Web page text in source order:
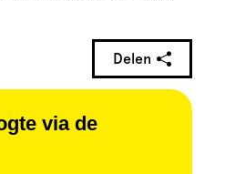
via de
Delen